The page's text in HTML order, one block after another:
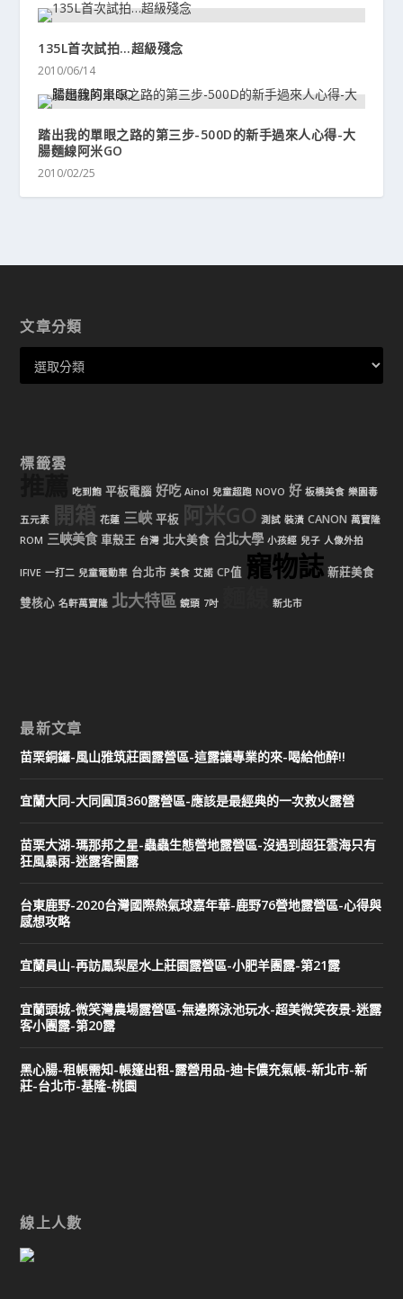
135L首次試拍…超級殘念
2010/06/14
踏出我的單眼之路的第三步-500D的新手過來人心得-大
腸麵線阿米GO
2010/02/25
文章分類
標籤雲
吃到飽 平板電腦 好吃 Ainol 兒童超跑 NOVO 好 板橋美食 樂園毒
五元素 開箱 花蓮 三峽 平板 阿米GO 測試 裝潢 CANON 萬寶隆
ROM 三峽美食 車殼王 台灣 北大美食 台北大學 小孩經 兒子 人像外拍
IFIVE 一打二 兒童電動車 台北市 美食 艾諾 CP值 寵物誌 新莊美食
雙核心 名軒萬寶隆 北大特區 鏡頭 7吋 新北市
最新文章
苗栗銅鑼-風山雅筑莊園露營區-這露讓專業的來-喝給他醉!!
宜蘭大同-大同圓頂360露營區-應該是最經典的一次救火露營
苗栗大湖-瑪那邦之星-蟲蟲生態營地露營區-沒遇到超狂雲海只有
狂風暴雨-迷露客團露
台東鹿野-2020台灣國際熱氣球嘉年華-鹿野76營地露營區-心得與
感想攻略
宜蘭員山-再訪鳳梨屋水上莊園露營區-小肥羊團露-第21露
宜蘭頭城-微笑灣農場露營區-無邊際泳池玩水-超美微笑夜景-迷露
客小團露-第20露
黑心腸-租帳需知-帳篷出租-露營用品-迪卡儂充氣帳-新北市-新
莊-台北市-基隆-桃園
線上人數